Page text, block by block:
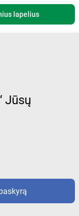
lapelius
Jūsų